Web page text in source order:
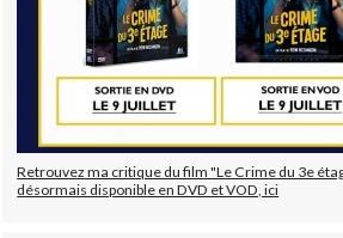
Retrouvez ma critique du film "Le Crime du 3e
désormais disponible en DVD et VOD, ici